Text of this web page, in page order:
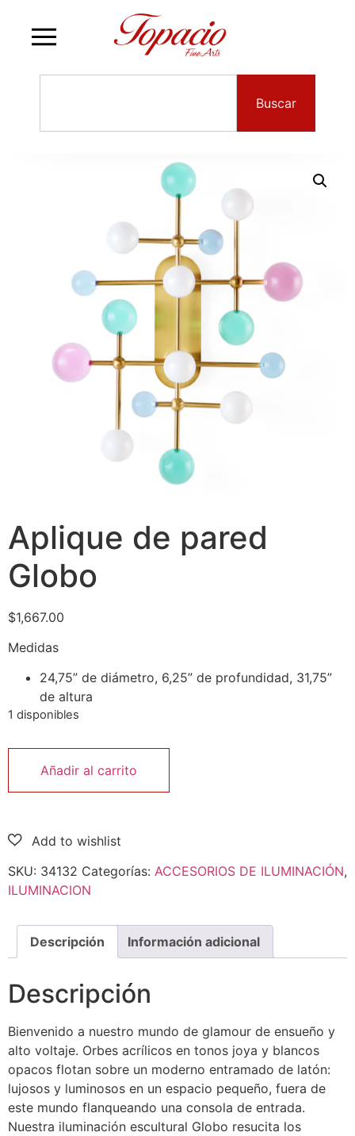
Buscar
Aplique de pared
Globo
$1,667.00
Medidas
24,75” de diámetro, 6,25” de profundidad, 31,75”
de altura
1 disponibles
Añadir al carrito
SKU: 34132 Categorías: ACCESORIOS DE ILUMINACIÓN,
ILUMINACION
Descripción Información adicional
Descripción
Bienvenido a nuestro mundo de glamour de ensueño y
alto voltaje. Orbes acrílicos en tonos joya y blancos
opacos flotan sobre un moderno entramado de latón:
lujosos y luminosos en un espacio pequeño, fuera de
este mundo flanqueando una consola de entrada.
Nuestra iluminación escultural Globo resucita los